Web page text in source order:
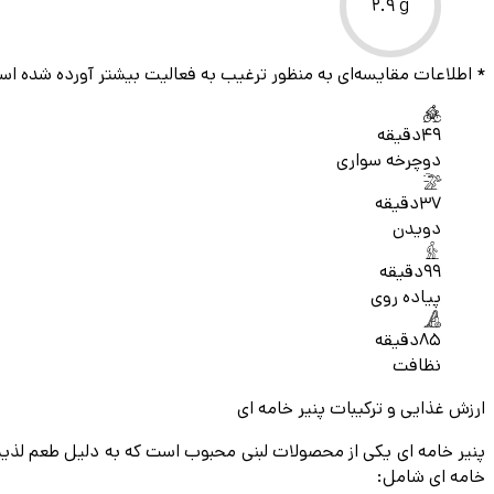
2.9g
* اطلاعات مقایسه‌ای به منظور ترغیب به فعالیت بیشتر آورده شده
49دقیقه
دوچرخه سواری
37دقیقه
دویدن
99دقیقه
پیاده روی
85دقیقه
نظافت
ارزش غذایی و ترکیبات پنیر خامه ای
خامه ای شامل: